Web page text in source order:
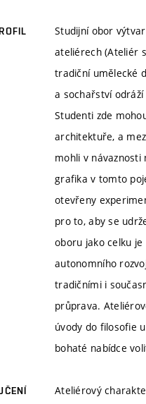
Studijní obor
ateliérech (Ateliér
tradiční umělecké
a sochařství
Studenti zde
architektuře, a
mohli v návaznosti
grafika v tomto
otevřeny
pro to, aby se
oboru jako celku
autonomního
tradičními i
průprava.
úvody do filosofie
bohaté nabídce
Ateliérový